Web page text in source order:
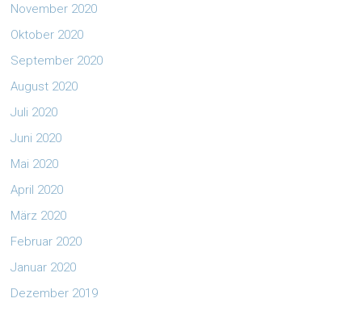
November 2020
Oktober 2020
September 2020
August 2020
Juli 2020
Juni 2020
Mai 2020
April 2020
März 2020
Februar 2020
Januar 2020
Dezember 2019